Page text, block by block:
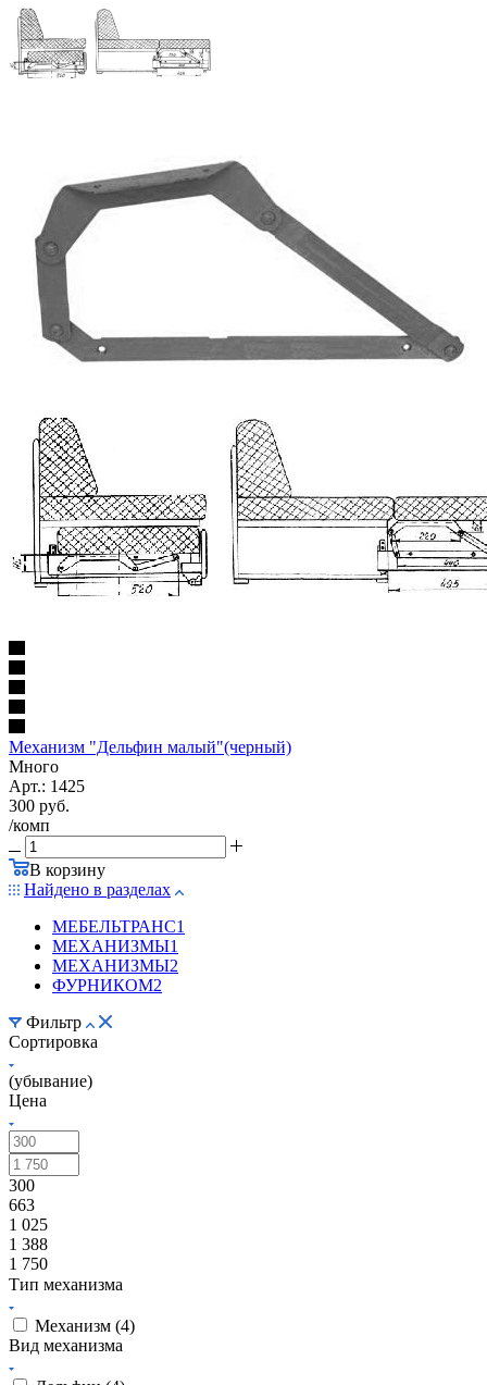
Механизм "Дельфин малый"(черный)
Много
Арт.: 1425
300 руб.
/комп
В корзину
Найдено в разделах
МЕБЕЛЬТРАНС1
МЕХАНИЗМЫ1
МЕХАНИЗМЫ2
ФУРНИКОМ2
Фильтр
Сортировка
(убывание)
Цена
300
663
1 025
1 388
1 750
Тип механизма
Механизм (4)
Вид механизма